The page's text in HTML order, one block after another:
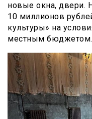
новые окна, двери.
10 миллионов
культуры» на
местным бюджетом.